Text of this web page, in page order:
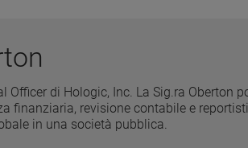
Officer di Hologic, Inc. La Sig.ra Oberton
finanziaria, revisione contabile e
in una società pubblica.